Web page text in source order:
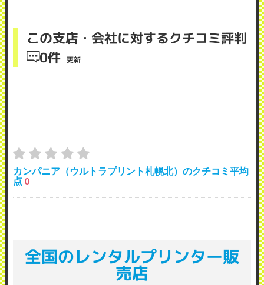
この支店・会社に対するクチコミ評判
0件 更新
カンパニア（ウルトラプリント札幌北）のクチコミ平均
点 0
全国のレンタルプリンター販
売店